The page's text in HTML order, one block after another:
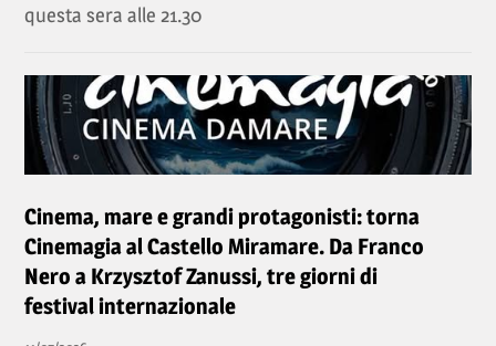
questa sera alle 21.30
Cinema, mare e grandi protagonisti: torna
Cinemagia al Castello Miramare. Da Franco
Nero a Krzysztof Zanussi, tre giorni di
festival internazionale